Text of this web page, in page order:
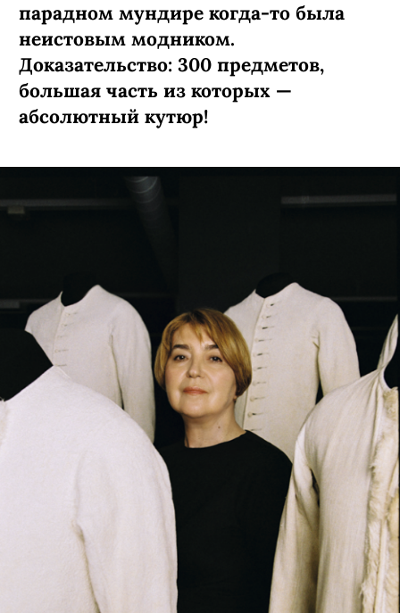
парадном мундире когда-то была
неистовым модником.
Доказательство: 300 предметов,
большая часть из которых —
абсолютный кутюр!